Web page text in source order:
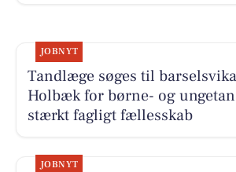
JOBNYT
Tandlæge søges til
Holbæk for børne- og
stærkt fagligt fællesskab
JOBNYT